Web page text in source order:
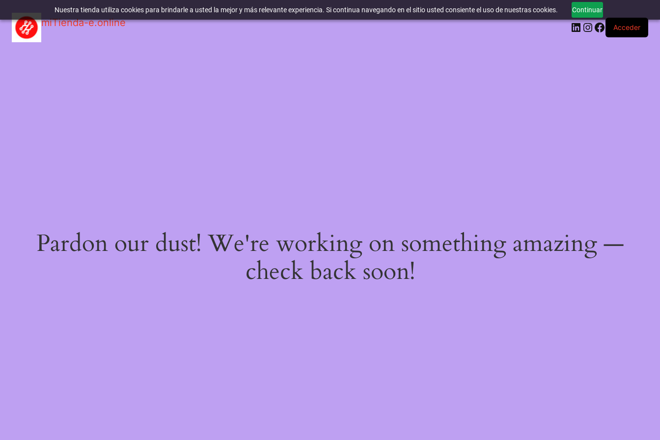
Nuestra tienda utiliza cookies para brindarle a usted la mejor y más relevante experiencia. Si continua navegando en el sitio usted consiente el uso de nuestras cookies. Continuar
miTienda-e.online LinkedIn
Instagram
Facebook
Acceder
Pardon our dust! We're working on something amazing —
check back soon!